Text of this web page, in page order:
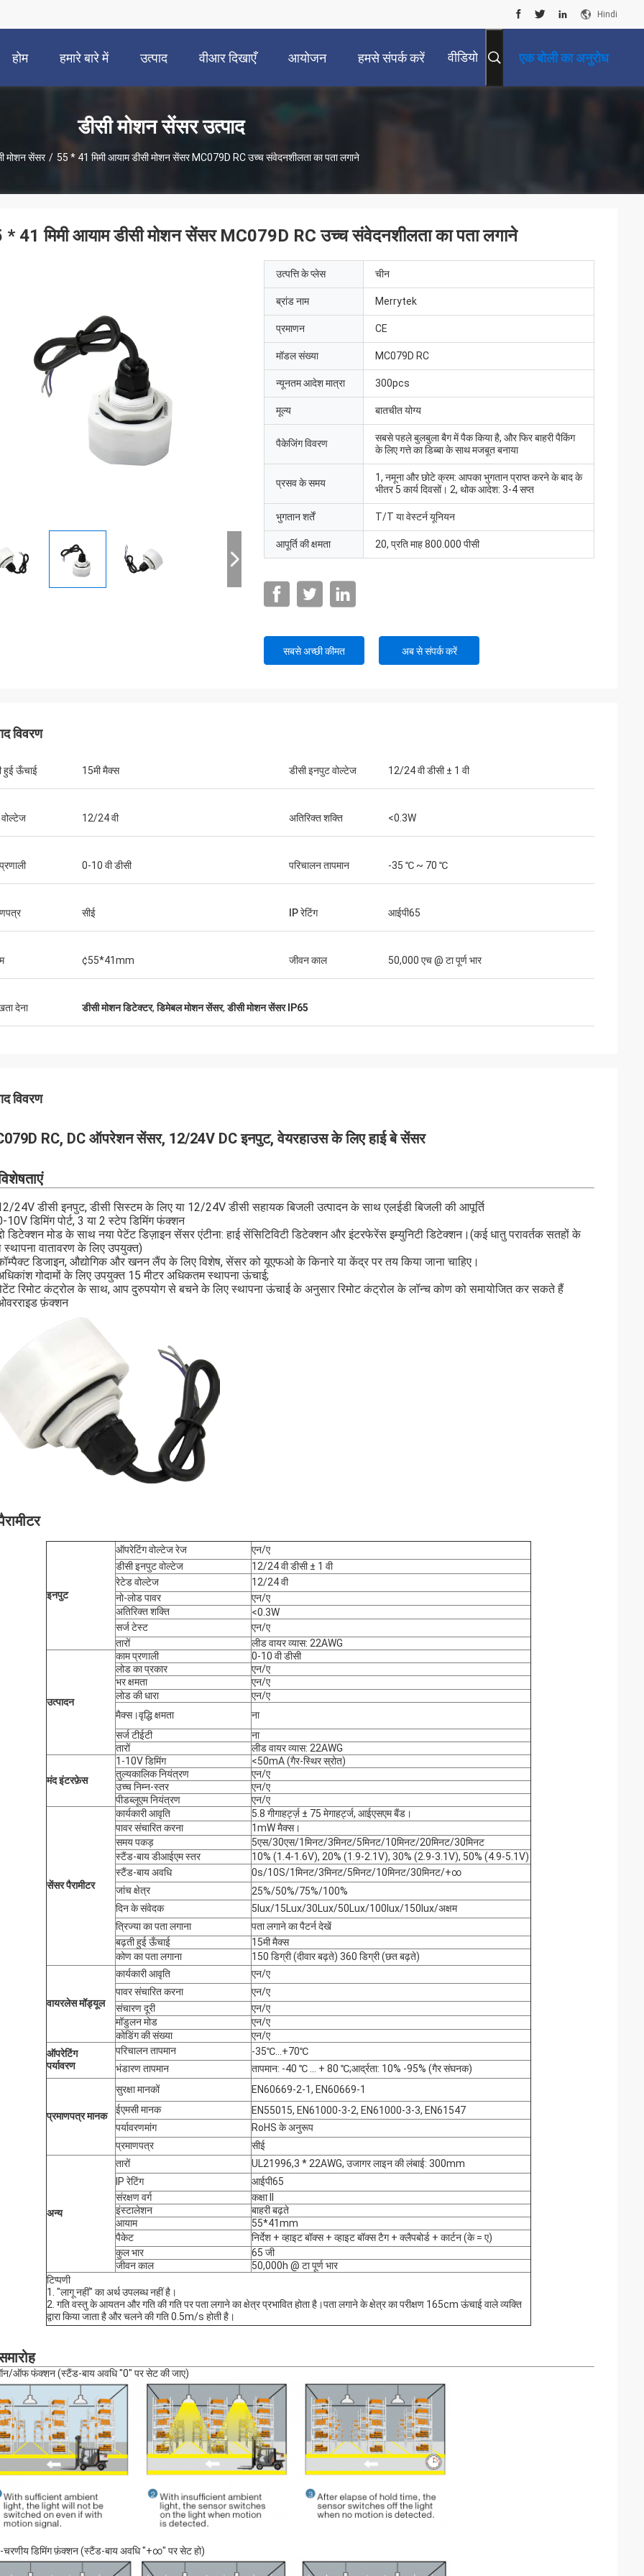
Hindi
होम हमारे बारे में उत्पाद वीआर दिखाएँ आयोजन हमसे संपर्क करें वीडियो एक बोली का अनुरोध
डीसी मोशन सेंसर उत्पाद
मोशन सेंसर / 55 * 41 मिमी आयाम डीसी मोशन सेंसर MC079D RC उच्च संवेदनशीलता का पता लगाने
* 41 मिमी आयाम डीसी मोशन सेंसर MC079D RC उच्च संवेदनशीलता का पता लगाने
उत्पत्ति के प्लेस चीन
ब्रांड नाम Merrytek
प्रमाणन CE
मॉडल संख्या MC079D RC
न्यूनतम आदेश मात्रा 300pcs
मूल्य बातचीत योग्य
पैकेजिंग विवरण
सबसे पहले बुलबुला बैग में पैक किया है, और फिर बाहरी पैकिंग
के लिए गत्ते का डिब्बा के साथ मजबूत बनाया
प्रसव के समय
1, नमूना और छोटे क्रम: आपका भुगतान प्राप्त करने के बाद के
भीतर 5 कार्य दिवसों। 2, थोक आदेश: 3-4 सप्त
भुगतान शर्तें T/T या वेस्टर्न यूनियन
आपूर्ति की क्षमता 20, प्रति माह 800.000 पीसी
सबसे अच्छी कीमत अब से संपर्क करें
विवरण
हुई ऊँचाई 15मी मैक्स डीसी इनपुट वोल्टेज 12/24 वी डीसी ± 1 वी
12/24 वी अतिरिक्त शक्ति <0.3W
0-10 वी डीसी परिचालन तापमान -35 ℃ ~ 70 ℃
सीई IP रेटिंग आईपी65
¢55*41mm जीवन काल 50,000 एच @ टा पूर्ण भार
देना डीसी मोशन डिटेक्टर,डिमेबल मोशन सेंसर,डीसी मोशन सेंसर IP65
विवरण
RC, DC ऑपरेशन सेंसर, 12/24V DC इनपुट, वेयरहाउस के लिए हाई बे सेंसर
24V डीसी इनपुट, डीसी सिस्टम के लिए या 12/24V डीसी सहायक बिजली उत्पादन के साथ एलईडी बिजली की आपूर्ति
10V डिमिंग पोर्ट, 3 या 2 स्टेप डिमिंग फंक्शन
डिटेक्शन मोड के साथ नया पेटेंट डिज़ाइन सेंसर एंटीना: हाई सेंसिटिविटी डिटेक्शन और इंटरफेरेंस इम्युनिटी डिटेक्शन।(कई धातु परावर्तक सतहों के
स्थापना वातावरण के लिए उपयुक्त)
डिजाइन, औद्योगिक और खनन लैंप के लिए विशेष, सेंसर को यूएफओ के किनारे या केंद्र पर तय किया जाना चाहिए।
गोदामों के लिए उपयुक्त 15 मीटर अधिकतम स्थापना ऊंचाई;
रिमोट कंट्रोल के साथ, आप दुरुपयोग से बचने के लिए स्थापना ऊंचाई के अनुसार रिमोट कंट्रोल के लॉन्च कोण को समायोजित कर सकते हैं
फ़ंक्शन
इनपुट
ऑपरेटिंग वोल्टेज रेज
एन/ए
डीसी इनपुट वोल्टेज
12/24 वी डीसी ± 1 वी
रेटेड वोल्टेज
12/24 वी
नो-लोड पावर
एन/ए
अतिरिक्त शक्ति
<0.3W
सर्ज टेस्ट
एन/ए
तारों
लीड वायर व्यास: 22AWG
उत्पादन
काम प्रणाली
0-10 वी डीसी
लोड का प्रकार
एन/ए
भर क्षमता
एन/ए
लोड की धारा
एन/ए
मैक्स।वृद्धि क्षमता
ना
सर्ज टीईटी
ना
तारों
लीड वायर व्यास: 22AWG
मंद इंटरफ़ेस
1-10V डिमिंग
<50mA (गैर-स्थिर स्रोत)
तुल्यकालिक नियंत्रण
एन/ए
उच्च निम्न-स्तर
एन/ए
पीडब्लूएम नियंत्रण
एन/ए
सेंसर पैरामीटर
कार्यकारी आवृति
5.8 गीगाहर्ट्ज़ ± 75 मेगाहर्ट्ज, आईएसएम बैंड।
पावर संचारित करना
1mW मैक्स।
समय पकड़
5एस/30एस/1मिनट/3मिनट/5मिनट/10मिनट/20मिनट/30मिनट
स्टैंड-बाय डीआईएम स्तर
10% (1.4-1.6V), 20% (1.9-2.1V), 30% (2.9-3.1V), 50% (4.9-5.1V)
स्टैंड-बाय अवधि
0s/10S/1मिनट/3मिनट/5मिनट/10मिनट/30मिनट/+∞
जांच क्षेत्र
25%/50%/75%/100%
दिन के संवेदक
5lux/15Lux/30Lux/50Lux/100lux/150lux/अक्षम
त्रिज्या का पता लगाना
पता लगाने का पैटर्न देखें
बढ़ती हुई ऊँचाई
15मी मैक्स
कोण का पता लगाना
150 डिग्री (दीवार बढ़ते) 360 डिग्री (छत बढ़ते)
वायरलेस मॉड्यूल
कार्यकारी आवृति
एन/ए
पावर संचारित करना
एन/ए
संचारण दूरी
एन/ए
मॉडुलन मोड
एन/ए
कोडिंग की संख्या
एन/ए
ऑपरेटिंग
पर्यावरण
परिचालन तापमान
-35℃…+70℃
भंडारण तापमान
तापमान: -40 ℃ … + 80 ℃;आर्द्रता: 10% -95% (गैर संघनक)
प्रमाणपत्र मानक
सुरक्षा मानकों
EN60669-2-1, EN60669-1
ईएमसी मानक
EN55015, EN61000-3-2, EN61000-3-3, EN61547
पर्यावरणमांग
RoHS के अनुरूप
प्रमाणपत्र
सीई
अन्य
तारों
UL21996,3 * 22AWG, उजागर लाइन की लंबाई: 300mm
IP रेटिंग
आईपी65
संरक्षण वर्ग
कक्षा II
इंस्टालेशन
बाहरी बढ़ते
आयाम
55*41mm
पैकेट
निर्देश + व्हाइट बॉक्स + व्हाइट बॉक्स टैग + क्लैपबोर्ड + कार्टन (के = ए)
कुल भार
65 जी
जीवन काल
50,000h @ टा पूर्ण भार
टिप्पणी
1. "लागू नहीं" का अर्थ उपलब्ध नहीं है।
2. गति वस्तु के आयतन और गति की गति पर पता लगाने का क्षेत्र प्रभावित होता है।पता लगाने के क्षेत्र का परीक्षण 165cm ऊंचाई वाले व्यक्ति
द्वारा किया जाता है और चलने की गति 0.5m/s होती है।
ऑफ फंक्शन (स्टैंड-बाय अवधि "0" पर सेट की जाए)
डिमिंग फ़ंक्शन (स्टैंड-बाय अवधि "+∞" पर सेट हो)